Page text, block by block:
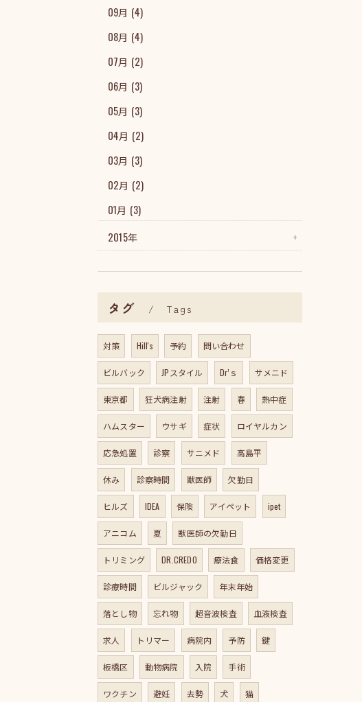
09月 (4)
08月 (4)
07月 (2)
06月 (3)
05月 (3)
04月 (2)
03月 (3)
02月 (2)
01月 (3)
2015年
タグ Tags
対策 Hill's 予約 問い合わせ
ビルバック JPスタイル Dr’ｓ サメニド
東京都 狂犬病注射 注射 春 熱中症
ハムスター ウサギ 症状 ロイヤルカン
応急処置 診察 サニメド 高島平
休み 診察時間 獣医師 欠勤日
ヒルズ IDEA 保険 アイペット ipet
アニコム 夏 獣医師の欠勤日
トリミング DR.CREDO 療法食 価格変更
診療時間 ビルジャック 年末年始
落とし物 忘れ物 超音波検査 血液検査
求人 トリマー 病院内 予防 鍵
板橋区 動物病院 入院 手術
ワクチン 避妊 去勢 犬 猫